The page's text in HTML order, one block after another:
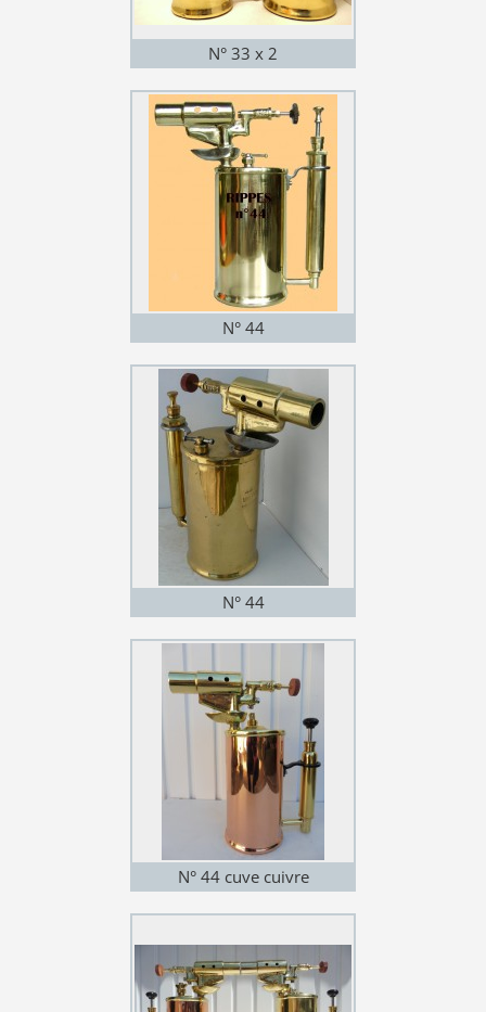
N° 33 x 2
N° 44
N° 44
N° 44 cuve cuivre